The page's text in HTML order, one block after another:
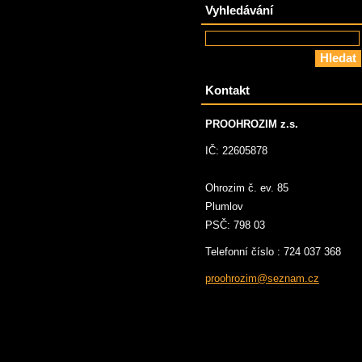
Vyhledávání
Kontakt
PROOHROZIM z.s.
IČ: 22605878
Ohrozim č. ev. 85
Plumlov
PSČ: 798 03
Telefonní číslo : 724 037 368
proohrozim@seznam.cz